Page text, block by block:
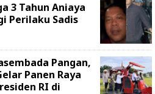
3 Tahun Aniaya
Perilaku Sadis
Pangan,
Panen Raya
RI di